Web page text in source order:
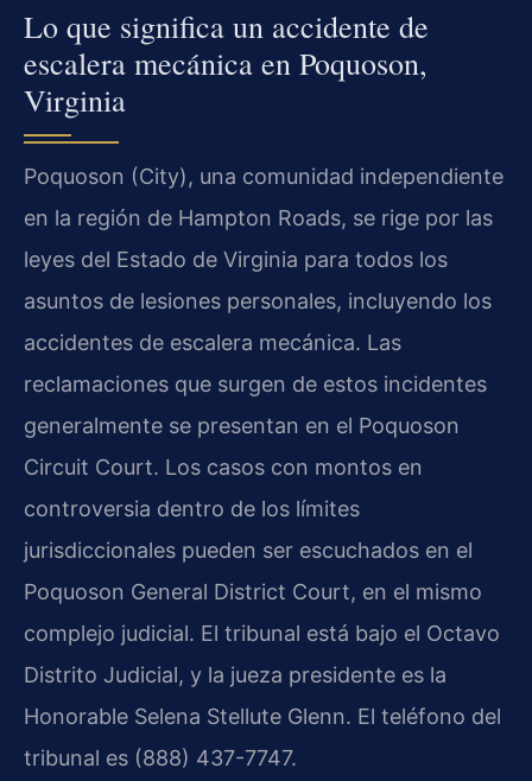
Lo que significa un accidente de
escalera mecánica en Poquoson,
Virginia
Poquoson (City), una comunidad independiente
en la región de Hampton Roads, se rige por las
leyes del Estado de Virginia para todos los
asuntos de lesiones personales, incluyendo los
accidentes de escalera mecánica. Las
reclamaciones que surgen de estos incidentes
generalmente se presentan en el Poquoson
Circuit Court. Los casos con montos en
controversia dentro de los límites
jurisdiccionales pueden ser escuchados en el
Poquoson General District Court, en el mismo
complejo judicial. El tribunal está bajo el Octavo
Distrito Judicial, y la jueza presidente es la
Honorable Selena Stellute Glenn. El teléfono del
tribunal es (888) 437-7747.